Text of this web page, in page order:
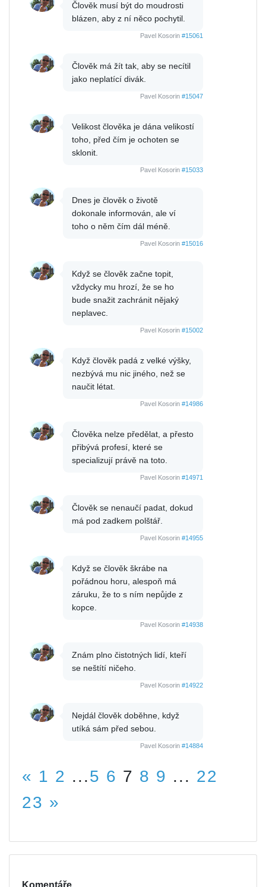
Člověk musí být do moudrosti
blázen, aby z ní něco pochytil.
Pavel Kosorin #15061
Člověk má žít tak, aby se necítil
jako neplatící divák.
Pavel Kosorin #15047
Velikost člověka je dána velikostí
toho, před čím je ochoten se
sklonit.
Pavel Kosorin #15033
Dnes je člověk o životě
dokonale informován, ale ví
toho o něm čím dál méně.
Pavel Kosorin #15016
Když se člověk začne topit,
vždycky mu hrozí, že se ho
bude snažit zachránit nějaký
neplavec.
Pavel Kosorin #15002
Když člověk padá z velké výšky,
nezbývá mu nic jiného, než se
naučit létat.
Pavel Kosorin #14986
Člověka nelze předělat, a přesto
přibývá profesí, které se
specializují právě na toto.
Pavel Kosorin #14971
Člověk se nenaučí padat, dokud
má pod zadkem polštář.
Pavel Kosorin #14955
Když se člověk škrábe na
pořádnou horu, alespoň má
záruku, že to s ním nepůjde z
kopce.
Pavel Kosorin #14938
Znám plno čistotných lidí, kteří
se neštítí ničeho.
Pavel Kosorin #14922
Nejdál člověk doběhne, když
utíká sám před sebou.
Pavel Kosorin #14884
« 1 2 ...5 6 7 8 9 ... 22
23 »
Komentáře